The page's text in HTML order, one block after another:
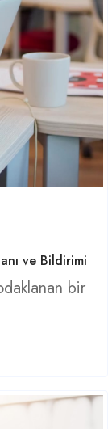
ve Bildirimi
bir